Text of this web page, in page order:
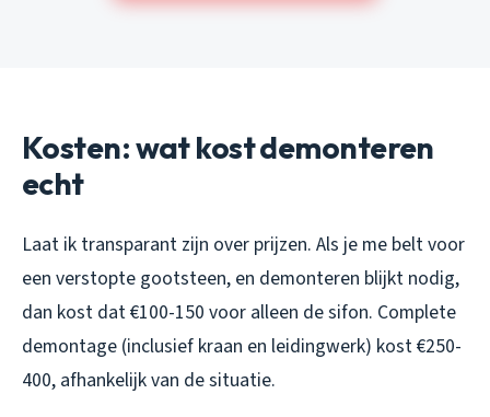
Kosten: wat kost demonteren
echt
Laat ik transparant zijn over prijzen. Als je me belt voor
een verstopte gootsteen, en demonteren blijkt nodig,
dan kost dat €100-150 voor alleen de sifon. Complete
demontage (inclusief kraan en leidingwerk) kost €250-
400, afhankelijk van de situatie.